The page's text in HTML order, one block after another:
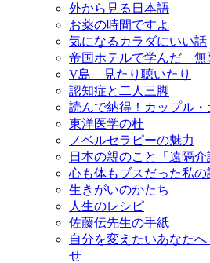
外から見る日本語
お薬の時間ですよ
気になるカラダにいい話
帝国ホテルで学んだ 無
V島 見たり聴いたり
認知症と二人三脚
読んで納得！カップル
東洋医学の杜
ノベルセラピーの魅力
日本の親のこと「遠隔介
心も体もブスだった私の
生きがいのかたち
人生のレシピ
佐藤伝先生の手紙
自分を変えたいあなた
せ